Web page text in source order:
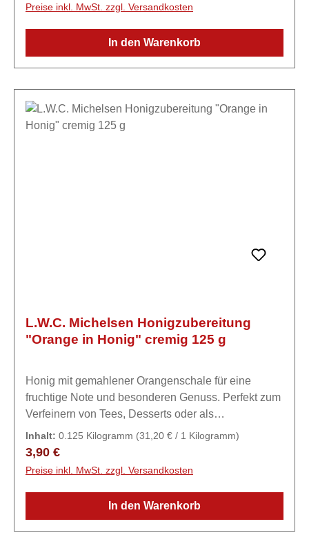
Preise inkl. MwSt. zzgl. Versandkosten
In den Warenkorb
L.W.C. Michelsen Honigzubereitung
"Orange in Honig" cremig 125 g
Honig mit gemahlener Orangenschale für eine
fruchtige Note und besonderen Genuss. Perfekt zum
Verfeinern von Tees, Desserts oder als
Brotaufstrich.Zutaten98,8% Honig, 1%
Orangenschale gemahlen, natürliches Blutorangen-
Aroma
Inhalt: 0.125 Kilogramm (31,20 € / 1 Kilogramm)
Regulärer Preis:
3,90 €
Preise inkl. MwSt. zzgl. Versandkosten
In den Warenkorb